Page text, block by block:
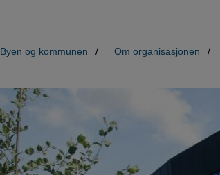
Byen og kommunen Om organisasjonen